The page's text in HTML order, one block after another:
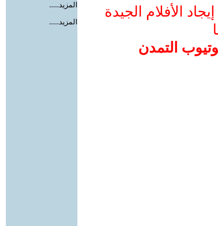
الأفلام الجيدة
التمدن
المزيد.....
المزيد.....